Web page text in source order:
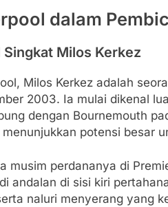
dalam
Singkat Milos Kerkez
Milos Kerkez adalah
2003. Ia mulai dikenal
dengan Bournemouth
menunjukkan potensi besar
musim perdananya di
andalan di sisi kiri
naluri menyerang yang